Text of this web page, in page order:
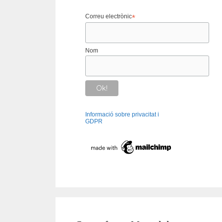
Correu electrònic*
Nom
Informació sobre privacitat i
GDPR